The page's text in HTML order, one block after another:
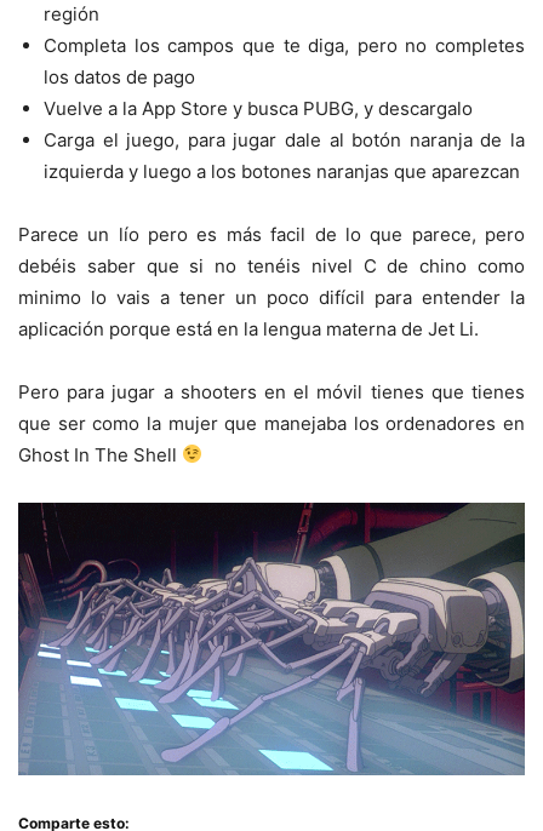
región
Completa los campos que te diga, pero no completes
los datos de pago
Vuelve a la App Store y busca PUBG, y descargalo
Carga el juego, para jugar dale al botón naranja de la
izquierda y luego a los botones naranjas que aparezcan
Parece un lío pero es más facil de lo que parece, pero
debéis saber que si no tenéis nivel C de chino como
minimo lo vais a tener un poco difícil para entender la
aplicación porque está en la lengua materna de Jet Li.
Pero para jugar a shooters en el móvil tienes que tienes
que ser como la mujer que manejaba los ordenadores en
Ghost In The Shell
Comparte esto: